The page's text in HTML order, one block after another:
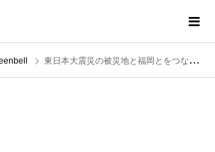
東日本大震災の被災地と福岡とをつなぐ復興支援コンサート Vol.4